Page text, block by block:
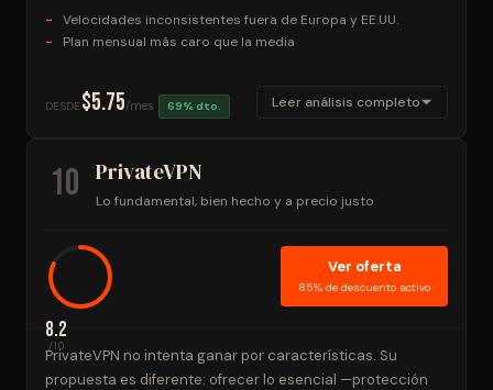
Velocidades inconsistentes fuera de Europa y EE.UU.
Plan mensual más caro que la media
DESDE $5.75/mes 69% dto. Leer análisis completo
10 PrivateVPN
Lo fundamental, bien hecho y a precio justo
8.2
/10
Ver oferta
85% de descuento activo
PrivateVPN no intenta ganar por características. Su
propuesta es diferente: ofrecer lo esencial —protección